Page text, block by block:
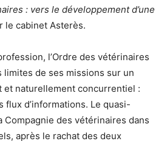
: vers le développement d’une
le cabinet Asterès.
l’Ordre des vétérinaires
limites de ses missions sur un
naturellement concurrentiel :
flux d’informations. Le quasi-
Compagnie des vétérinaires dans
après le rachat des deux